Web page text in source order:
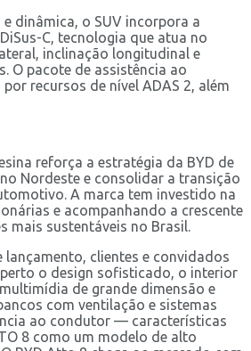
dinâmica, o SUV incorpora a
C, tecnologia que atua no
inclinação longitudinal e
O pacote de assistência ao
recursos de nível ADAS 2, além
reforça a estratégia da BYD de
Nordeste e consolidar a transição
A marca tem investido na
e acompanhando a crescente
mais sustentáveis no Brasil.
lançamento, clientes e convidados
o design sofisticado, o interior
de grande dimensão e
com ventilação e sistemas
ao condutor — características
8 como um modelo de alto